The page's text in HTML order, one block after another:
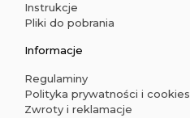
Instrukcje
Pliki do pobrania
Informacje
Regulaminy
Polityka prywatności i cookies
Zwroty i reklamacje